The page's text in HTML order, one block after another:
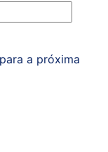
a próxima